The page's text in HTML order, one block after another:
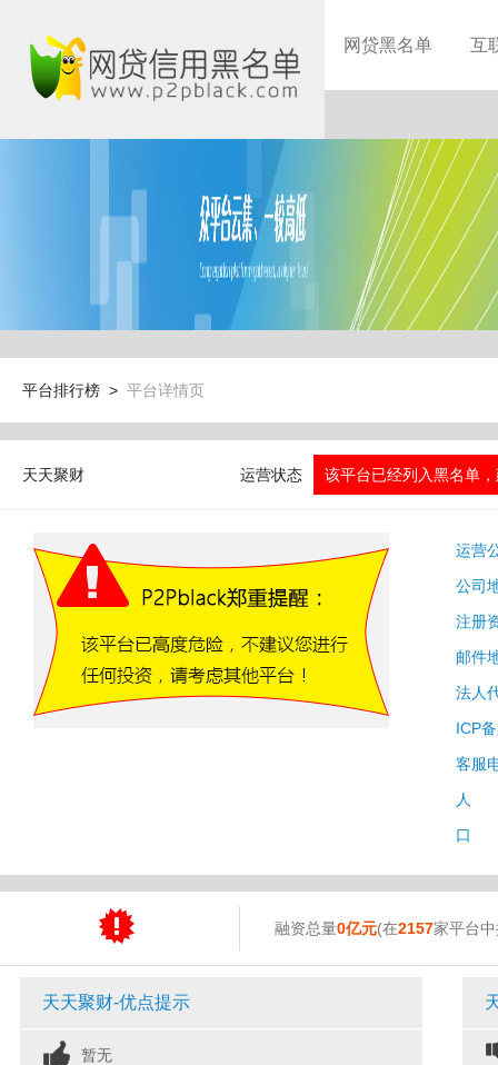
网贷黑名单 互
平台排行榜 > 平台详情页
天天聚财 运营状态 该平台已经列入黑名单
运营
公司
注册
邮件
法人
ICP
客服
人
口
融资总量0亿元(在2157家平台
天天聚财-优点提示
暂无